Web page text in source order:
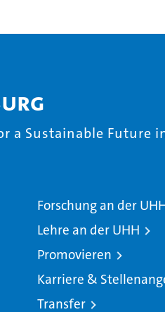
a Sustainable Future
Forschung an der
Lehre an der UHH
Promovieren
Karriere &
Transfer